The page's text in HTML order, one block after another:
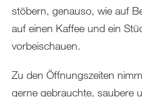
stöbern, genauso, wie auf
auf einen Kaffee und ein
vorbeischauen.
Zu den Öffnungszeiten
gerne gebrauchte, saubere